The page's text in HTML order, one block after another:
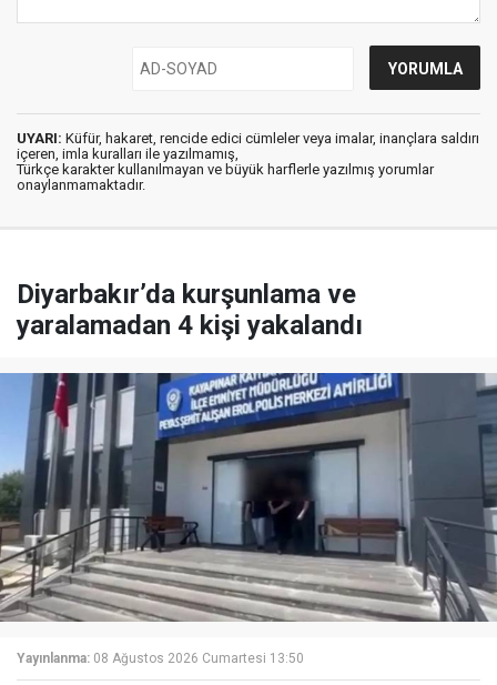
UYARI: Küfür, hakaret, rencide edici cümleler veya imalar, inançlara saldırı
içeren, imla kuralları ile yazılmamış,
Türkçe karakter kullanılmayan ve büyük harflerle yazılmış yorumlar
onaylanmamaktadır.
Diyarbakır’da kurşunlama ve
yaralamadan 4 kişi yakalandı
Yayınlanma: 08 Ağustos 2026 Cumartesi 13:50